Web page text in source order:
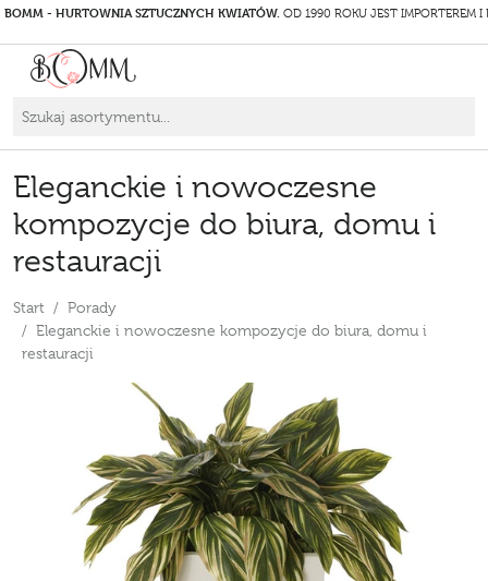
BOMM - HURTOWNIA SZTUCZNYCH KWIATÓW. OD 1990 ROKU JEST IMPORTEREM
Eleganckie i nowoczesne
kompozycje do biura, domu i
restauracji
Start
Porady
Eleganckie i nowoczesne kompozycje do biura, domu i
restauracji